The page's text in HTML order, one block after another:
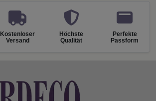
Kostenloser
Versand
Höchste
Qualität
Perfekte
Passform